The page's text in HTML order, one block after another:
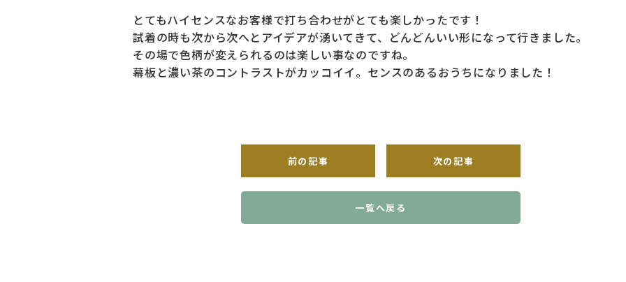
とてもハイセンスなお客様で打ち合わせがとても楽しかったです！
試着の時も次から次へとアイデアが湧いてきて、どんどんいい形になって行きました。
その場で色柄が変えられるのは楽しい事なのですね。
幕板と濃い茶のコントラストがカッコイイ。センスのあるおうちになりました！
前の記事 次の記事
一覧へ戻る